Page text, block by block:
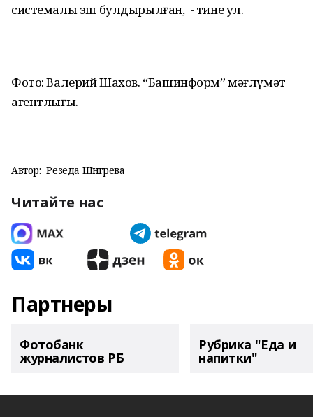
системалы эш булдырылған, - тине ул.
Фото: Валерий Шахов. “Башинформ” мәғлүмәт
агентлығы.
Автор: Резеда Шәнгәрәева
Читайте нас
Партнеры
Фотобанк
журналистов РБ
Рубрика "Еда и
напитки"